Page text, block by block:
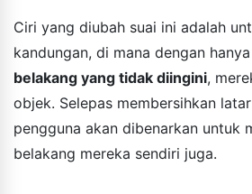
Ciri yang diubah suai ini adalah
kandungan, di mana dengan hanya
belakang yang tidak diingini,
objek. Selepas membersihkan
pengguna akan dibenarkan untuk
belakang mereka sendiri juga.